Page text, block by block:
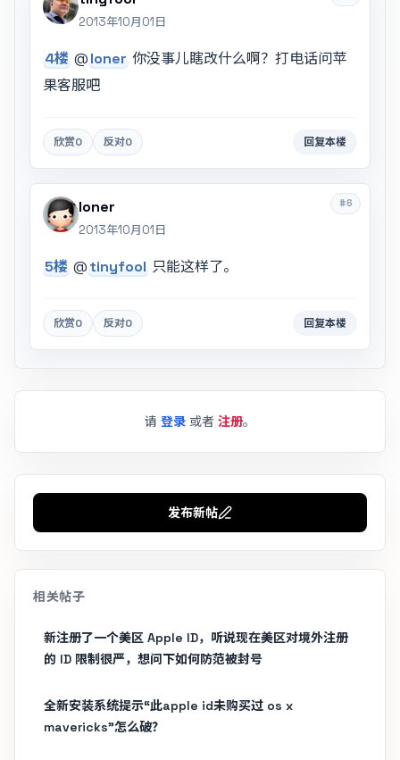
2013年10月01日
4楼 @loner 你没事儿瞎改什么啊？打电话问苹
果客服吧
欣赏0 反对0 回复本楼
#6
loner
2013年10月01日
5楼 @tinyfool 只能这样了。
欣赏0 反对0 回复本楼
请 登录 或者 注册。
发布新帖
相关帖子
新注册了一个美区 Apple ID，听说现在美区对境外注册
的 ID 限制很严，想问下如何防范被封号
全新安装系统提示“此apple id未购买过 os x
mavericks”怎么破？